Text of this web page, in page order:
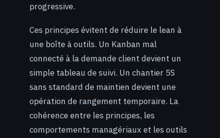
progressive.
Ces principes évitent de réduire le lean à
une boîte à outils. Un Kanban mal
connecté à la demande client devient un
simple tableau de suivi. Un chantier 5S
sans standard de maintien devient une
opération de rangement temporaire. La
cohérence entre les principes, les
comportements managériaux et les outils